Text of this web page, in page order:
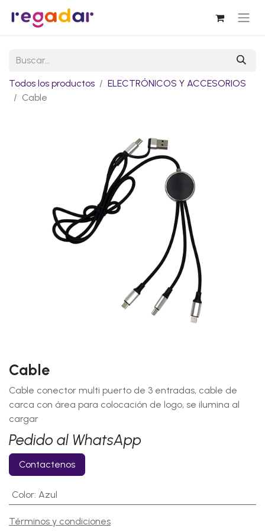
Todos los productos
ELECTRÓNICOS Y ACCESORIOS
Cable
Cable
Cable conector multi puerto de 3 entradas, cable de
carca con área para colocación de logo, se ilumina al
cargar
Pedido al WhatsApp
Contactenos
Color: Azul
Términos y condiciones